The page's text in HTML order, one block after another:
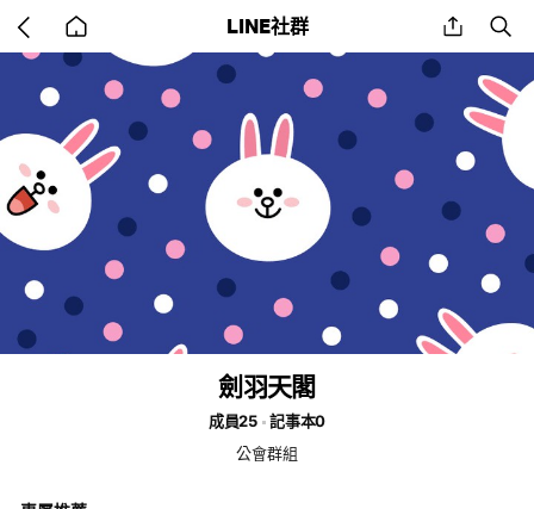
back
to
home
LINE社群 share
劍羽天閣
成員25
記事本0
公會群組